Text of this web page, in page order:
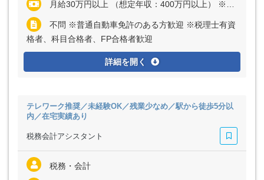
月給30万円以上 （想定年収：400万円以上） ※経験・能力など考慮の上、決定いたします ※残業代は全額支給
不問 ※普通自動車免許のある方歓迎 ※税理士有資
格者、科目合格者、FP合格者歓迎
詳細を開く
テレワーク推奨／未経験OK／残業少なめ／駅から徒歩5分以
内／在宅実績あり
税務会計アシスタント
税務・会計